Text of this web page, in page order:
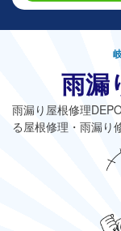
雨漏
雨漏り屋根修理
る屋根修理・雨漏り